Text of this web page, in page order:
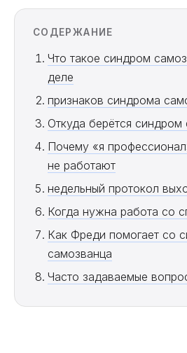
СОДЕРЖАНИЕ
Что такое синдром
деле
признаков синдрома
Откуда берётся синдром
Почему «я
не работают
недельный протокол
Когда нужна работа со
Как Фреди помогает со
самозванца
Часто задаваемые